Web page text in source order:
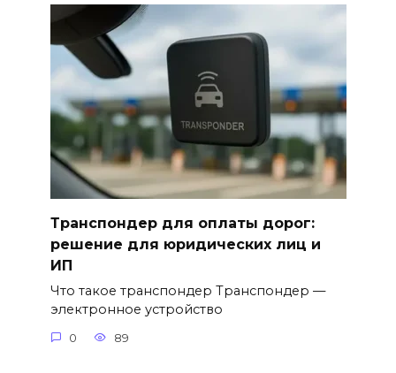
Транспондер для оплаты дорог:
решение для юридических лиц и
ИП
Что такое транспондер Транспондер —
электронное устройство
0 89